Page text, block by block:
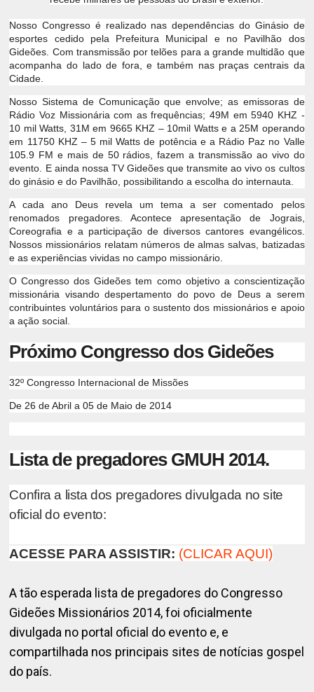
Nosso Congresso é realizado nas dependências do Ginásio de
esportes cedido pela Prefeitura Municipal e no Pavilhão dos
Gideões. Com transmissão por telões para a grande multidão que
acompanha do lado de fora, e também nas praças centrais da
Cidade.
Nosso Sistema de Comunicação que envolve; as emissoras de
Rádio Voz Missionária com as frequências; 49M em 5940 KHZ -
10 mil Watts, 31M em 9665 KHZ – 10mil Watts e a 25M operando
em 11750 KHZ – 5 mil Watts de potência e a Rádio Paz no Valle
105.9 FM e mais de 50 rádios, fazem a transmissão ao vivo do
evento. E ainda nossa TV Gideões que transmite ao vivo os cultos
do ginásio e do Pavilhão, possibilitando a escolha do internauta.
A cada ano Deus revela um tema a ser comentado pelos
renomados pregadores. Acontece apresentação de Jograis,
Coreografia e a participação de diversos cantores evangélicos.
Nossos missionários relatam números de almas salvas, batizadas
e as experiências vividas no campo missionário.
O Congresso dos Gideões tem como objetivo a conscientização
missionária visando despertamento do povo de Deus a serem
contribuintes voluntários para o sustento dos missionários e apoio
a ação social.
Próximo Congresso dos Gideões
32º Congresso Internacional de Missões
De 26 de Abril a 05 de Maio de 2014
Lista de pregadores GMUH 2014.
Confira a lista dos pregadores divulgada no site
oficial do evento:
ACESSE PARA ASSISTIR: (CLICAR AQUI)
A tão esperada lista de pregadores do Congresso
Gideões Missionários 2014, foi oficialmente
divulgada no portal oficial do evento e, e
compartilhada nos principais sites de notícias gospel
do país.